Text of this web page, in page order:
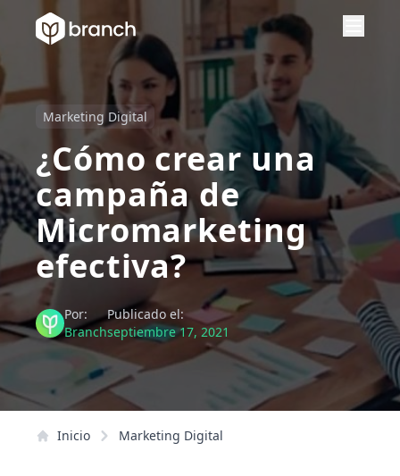
Marketing Digital
¿Cómo crear una
campaña de
Micromarketing
efectiva?
Por:
Branch
Publicado el:
septiembre 17, 2021
Inicio Marketing Digital